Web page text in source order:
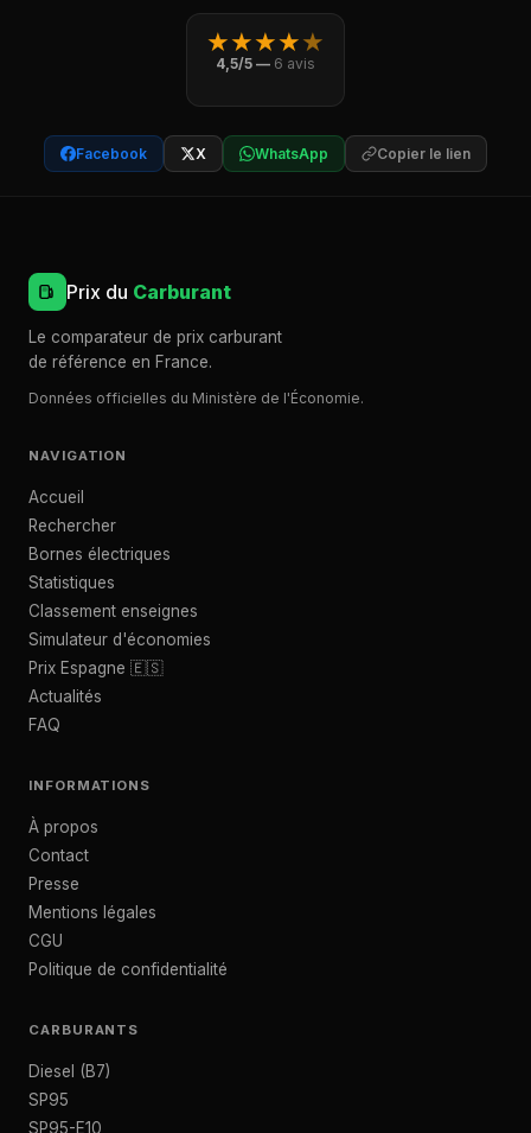
★★★★★
4,5/5 — 6 avis
Facebook X WhatsApp Copier le lien
Prix du Carburant
Le comparateur de prix carburant
de référence en France.
Données officielles du Ministère de l'Économie.
NAVIGATION
Accueil
Rechercher
Bornes électriques
Statistiques
Classement enseignes
Simulateur d'économies
Prix Espagne 🇪🇸
Actualités
FAQ
INFORMATIONS
À propos
Contact
Presse
Mentions légales
CGU
Politique de confidentialité
CARBURANTS
Diesel (B7)
SP95
SP95-E10